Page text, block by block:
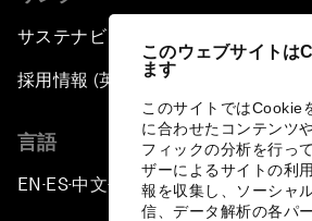
このウェブサイトは
ます
このサイトではCookie
に合わせたコンテンツ
フィックの分析を行っ
ザーによるサイトの利
報を収集し、ソーシャ
信、データ解析の各パ
サステナビリティへの取り組み
採用情報 (英語のみ)
言語
EN ▪ ES▪中文▪ 日本語